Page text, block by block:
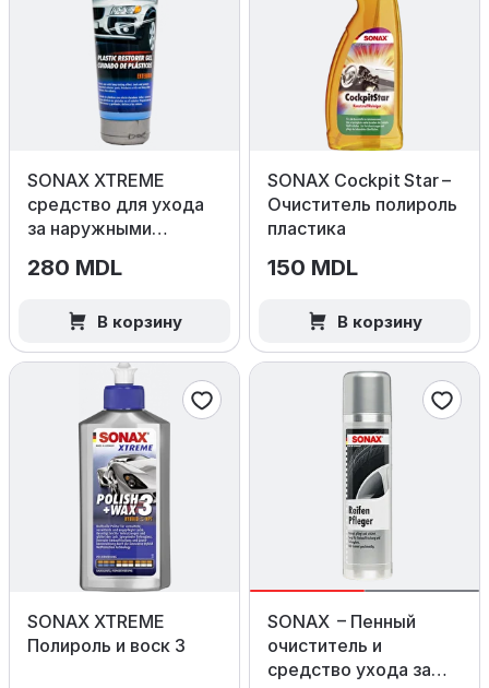
SONAX XTREME
средство для ухода
за наружными
поверхностями, 250
280 MDL
В корзину
SONAX Cockpit Star –
Очиститель полироль
пластика
150 MDL
В корзину
SONAX XTREME
Полироль и воск 3
SONAX – Пенный
очиститель и
средство ухода за